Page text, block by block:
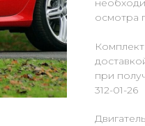
осмотра
при
312-01-26